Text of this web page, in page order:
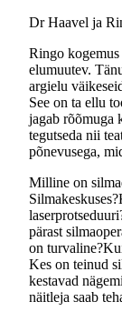
Dr Haavel ja
Ringo
elumuutev.
argielu
See on ta ellu
jagab rõõmuga
tegutseda nii
põnevusega,
Milline on
Silmakeskuses?
pärast
on turvaline?
Kes on teinud
kestavad
näitleja saab